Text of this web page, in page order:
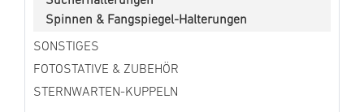
Spinnen & Fangspiegel-Halterungen
SONSTIGES
FOTOSTATIVE & ZUBEHÖR
STERNWARTEN-KUPPELN